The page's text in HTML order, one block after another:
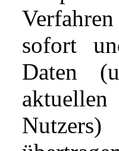
sofort
Daten